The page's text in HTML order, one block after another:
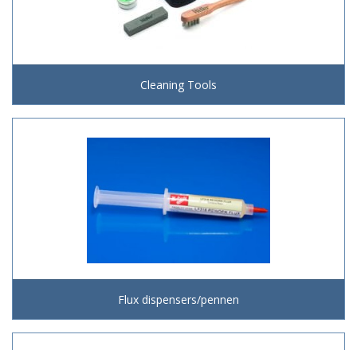
Cleaning Tools
Flux dispensers/pennen